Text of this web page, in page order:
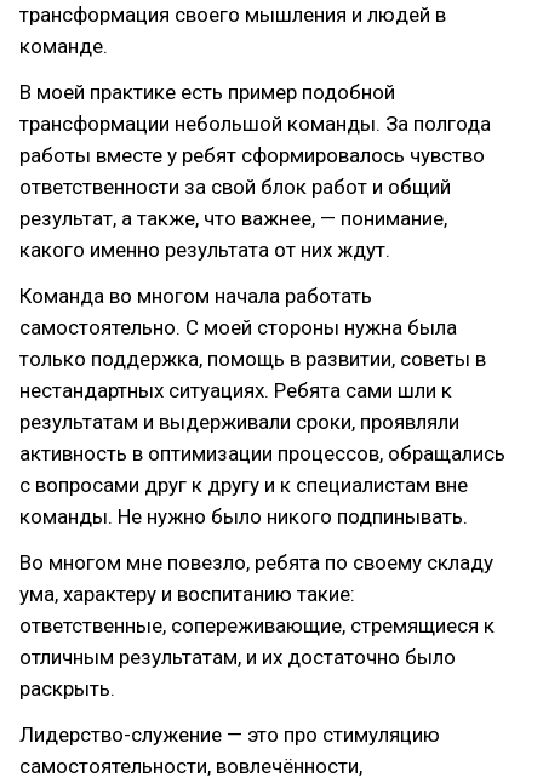
трансформация своего мышления и людей в
команде.
В моей практике есть пример подобной
трансформации небольшой команды. За полгода
работы вместе у ребят сформировалось чувство
ответственности за свой блок работ и общий
результат, а также, что важнее, — понимание,
какого именно результата от них ждут.
Команда во многом начала работать
самостоятельно. С моей стороны нужна была
только поддержка, помощь в развитии, советы в
нестандартных ситуациях. Ребята сами шли к
результатам и выдерживали сроки, проявляли
активность в оптимизации процессов, обращались
с вопросами друг к другу и к специалистам вне
команды. Не нужно было никого подпинывать.
Во многом мне повезло, ребята по своему складу
ума, характеру и воспитанию такие:
ответственные, сопереживающие, стремящиеся к
отличным результатам, и их достаточно было
раскрыть.
Лидерство-служение — это про стимуляцию
самостоятельности, вовлечённости,